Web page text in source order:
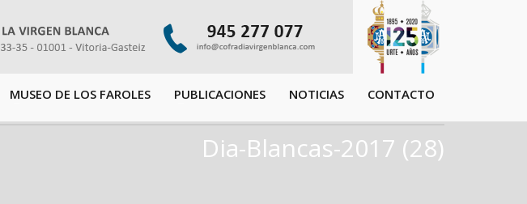
MUSEO DE LOS FAROLES PUBLICACIONES NOTICIAS CONTACTO
Dia-Blancas-2017 (28)